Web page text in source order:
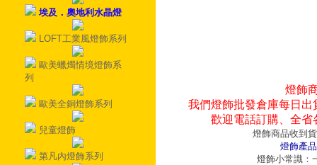
埃及．奧地利水晶燈
LOFT工業風燈飾系列
歐美蠟燭情境燈飾系
列
歐美全銅燈飾系列
兒童燈飾
第凡內燈飾系列
燈飾
我們燈飾批發倉庫每日
歡迎電話訂購、全
燈飾商品收到
燈飾產
燈飾小常識：